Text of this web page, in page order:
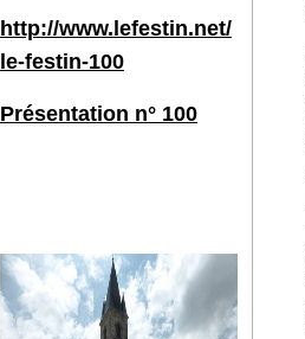
http://www.lefestin.net/
le-festin-100
Présentation n° 100